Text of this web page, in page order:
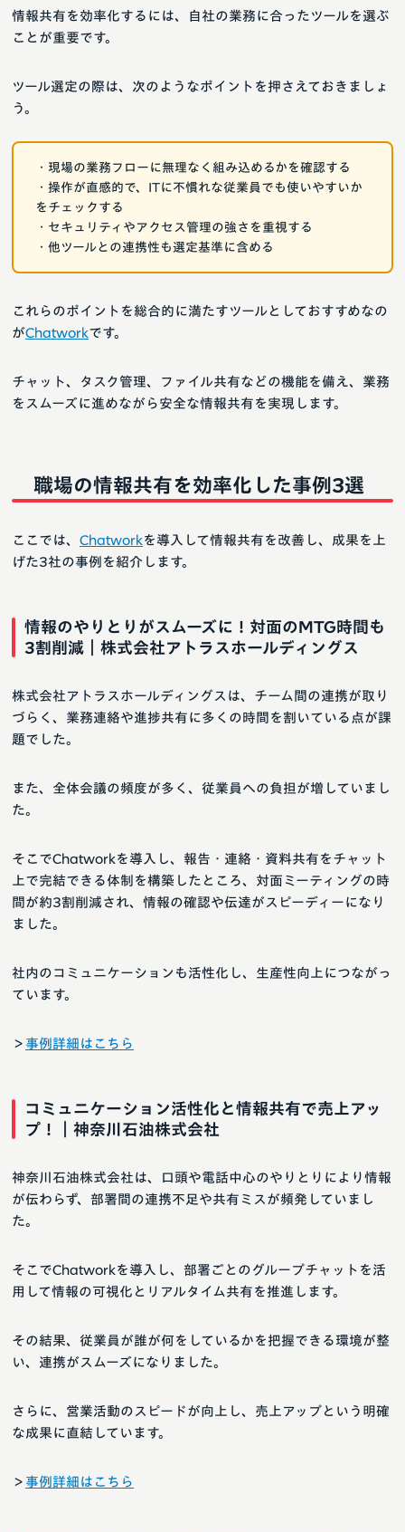
情報共有を効率化するには、自社の業務に合ったツールを選ぶ
ことが重要です。
ツール選定の際は、次のようなポイントを押さえておきましょ
う。
・現場の業務フローに無理なく組み込めるかを確認する
・操作が直感的で、ITに不慣れな従業員でも使いやすいか
をチェックする
・セキュリティやアクセス管理の強さを重視する
・他ツールとの連携性も選定基準に含める
これらのポイントを総合的に満たすツールとしておすすめなの
がChatworkです。
チャット、タスク管理、ファイル共有などの機能を備え、業務
をスムーズに進めながら安全な情報共有を実現します。
職場の情報共有を効率化した事例3選
ここでは、 Chatworkを導入して情報共有を改善し、成果を上
げた3社の事例を紹介します。
情報のやりとりがスムーズに！対面のMTG時間も
3割削減｜株式会社アトラスホールディングス
株式会社アトラスホールディングスは、チーム間の連携が取り
づらく、業務連絡や進捗共有に多くの時間を割いている点が課
題でした。
また、全体会議の頻度が多く、従業員への負担が増していまし
た。
そこでChatworkを導入し、報告・連絡・資料共有をチャット
上で完結できる体制を構築したところ、対面ミーティングの時
間が約3割削減され、情報の確認や伝達がスピーディーになり
ました。
社内のコミュニケーションも活性化し、生産性向上につながっ
ています。
＞ 事例詳細はこちら
コミュニケーション活性化と情報共有で売上アッ
プ！｜神奈川石油株式会社
神奈川石油株式会社は、口頭や電話中心のやりとりにより情報
が伝わらず、部署間の連携不足や共有ミスが頻発していまし
た。
そこでChatworkを導入し、部署ごとのグループチャットを活
用して情報の可視化とリアルタイム共有を推進します。
その結果、従業員が誰が何をしているかを把握できる環境が整
い、連携がスムーズになりました。
さらに、営業活動のスピードが向上し、売上アップという明確
な成果に直結しています。
＞ 事例詳細はこちら